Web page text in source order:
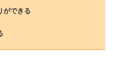
ができる